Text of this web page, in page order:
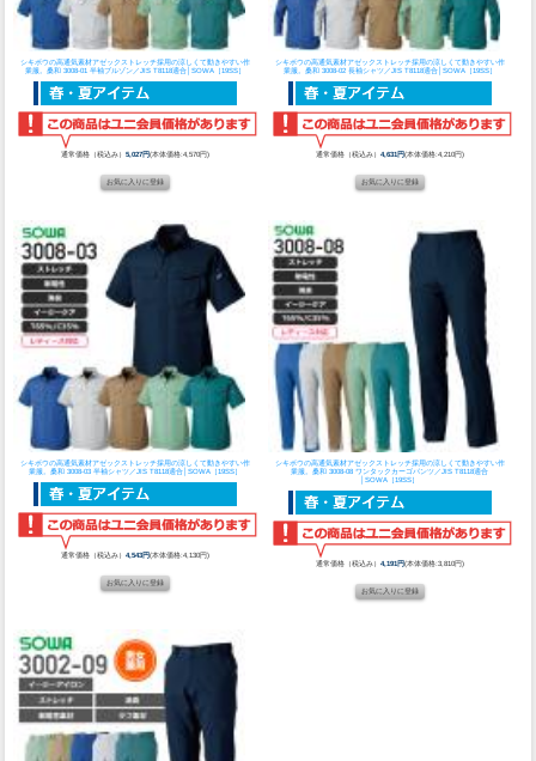
シキボウの高通気素材アゼックストレッチ採用の涼しくて動きやすい作
業服。桑和 3008-01 半袖ブルゾン／JIS T8118適合│SOWA［19SS］
通常価格（税込み）5,027円(本体価格:4,570円)
シキボウの高通気素材アゼックストレッチ採用の涼しくて動きやすい作
業服。 桑和 3008-02 長袖シャツ／JIS T8118適合│SOWA［19SS］
通常価格（税込み） 4,631円(本体価格:4,210円)
シキボウの高通気素材アゼックストレッチ採用の涼しくて動きやすい作
業服。桑和 3008-03 半袖シャツ／JIS T8118適合│SOWA［19SS］
通常価格（税込み）4,543円(本体価格:4,130円)
シキボウの高通気素材アゼックストレッチ採用の涼しくて動きやすい作
業服。桑和 3008-08 ワンタックカーゴパンツ／JIS T8118適合
│SOWA［19SS］
通常価格（税込み） 4,191円(本体価格:3,810円)